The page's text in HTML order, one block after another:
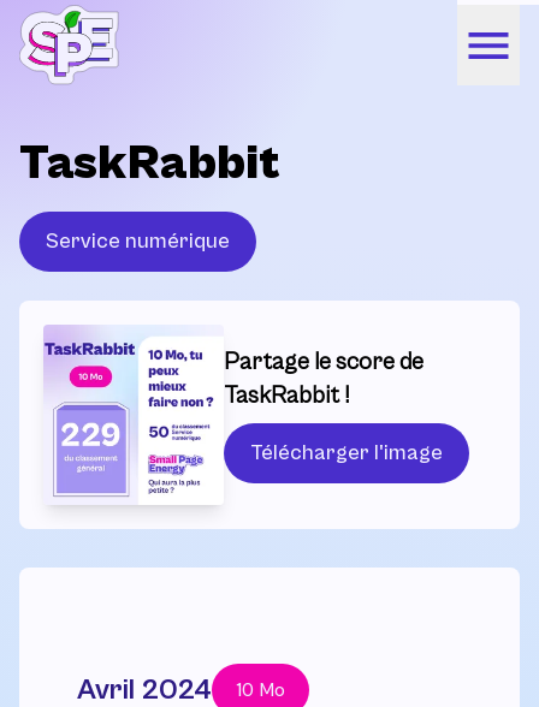
TaskRabbit
Service numérique
Partage le score de
TaskRabbit !
Télécharger l'image
Avril 2024 10 Mo